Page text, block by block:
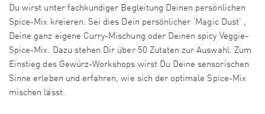
Du wirst unter fachkundiger Begleitung Deinen persönlichen
Spice-Mix kreieren. Sei dies Dein persönlicher ‘Magic Dust’ ,
Deine ganz eigene Curry-Mischung oder Deinen spicy Veggie-
Spice-Mix. Dazu stehen Dir über 50 Zutaten zur Auswahl. Zum
Einstieg des Gewürz-Workshops wirst Du Deine sensorischen
Sinne erleben und erfahren, wie sich der optimale Spice-Mix
mischen lässt.